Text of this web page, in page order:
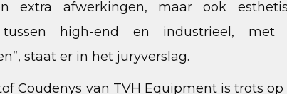
extra afwerkingen, maar ook
tussen high-end en industrieel,
staat er in het juryverslag.
Coudenys van TVH Equipment is trots